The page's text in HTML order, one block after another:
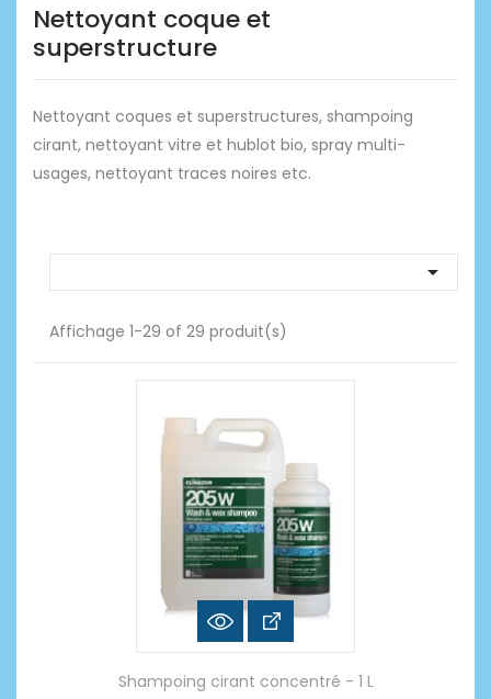
Nettoyant coque et
superstructure
Nettoyant coques et superstructures, shampoing
cirant, nettoyant vitre et hublot bio, spray multi-
usages, nettoyant traces noires etc.

Affichage 1-29 of 29 produit(s)
Shampoing cirant concentré - 1 L